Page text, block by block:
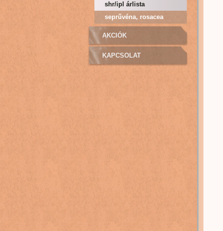
shr/ipl árlista
seprűvéna, rosacea
kezelése
AKCIÓK
KAPCSOLAT